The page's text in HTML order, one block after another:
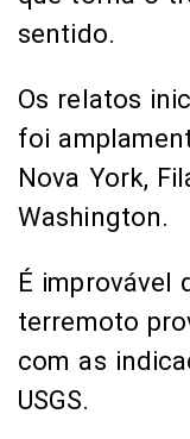
sentido.
Os relatos
foi
Nova York,
Washington.
É improvável
terremoto
com as
USGS.